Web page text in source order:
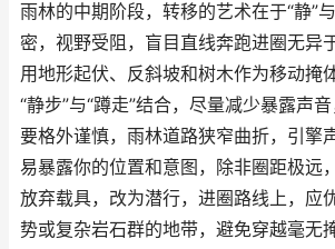
雨林的中期阶段，转移的艺术在于“静”
密，视野受阻，盲目直线奔跑进圈无异
用地形起伏、反斜坡和树木作为移动掩
“静步”与“蹲走”结合，尽量减少暴露声
要格外谨慎，雨林道路狭窄曲折，引擎
易暴露你的位置和意图，除非圈距极远
放弃载具，改为潜行，进圈路线上，应
势或复杂岩石群的地带，避免穿越毫无